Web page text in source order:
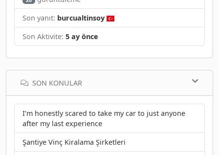
Son yanıt: burcualtinsoy
Son Aktivite: 5 ay önce
SON KONULAR
I’m honestly scared to take my car to just anyone
after my last experience
Şantiye Vinç Kiralama Şirketleri